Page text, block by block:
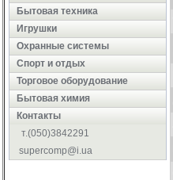
Бытовая техника
Игрушки
Охранные системы
Cпорт и отдых
Торговое оборудование
Бытовая химия
Контакты
т.(050)3842291
supercomp@i.ua